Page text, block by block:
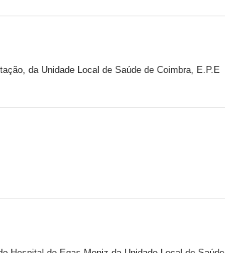
da Unidade Local de Saúde de Coimbra, E.P.E